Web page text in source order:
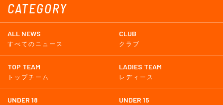
CATEGORY
ALL NEWS
すべてのニュース
CLUB
クラブ
TOP TEAM
トップチーム
LADIES TEAM
レディース
UNDER 18 UNDER 15